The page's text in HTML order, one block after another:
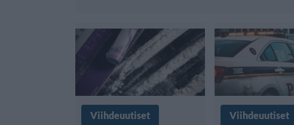
Viihdeuutiset Viihdeuutiset